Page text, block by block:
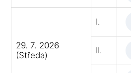
29. 7. 2026
(Středa)
I.
II.